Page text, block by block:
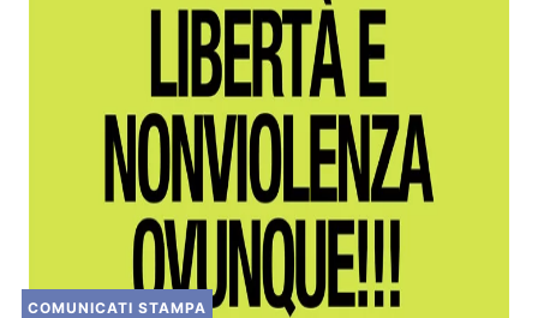
COMUNICATI STAMPA